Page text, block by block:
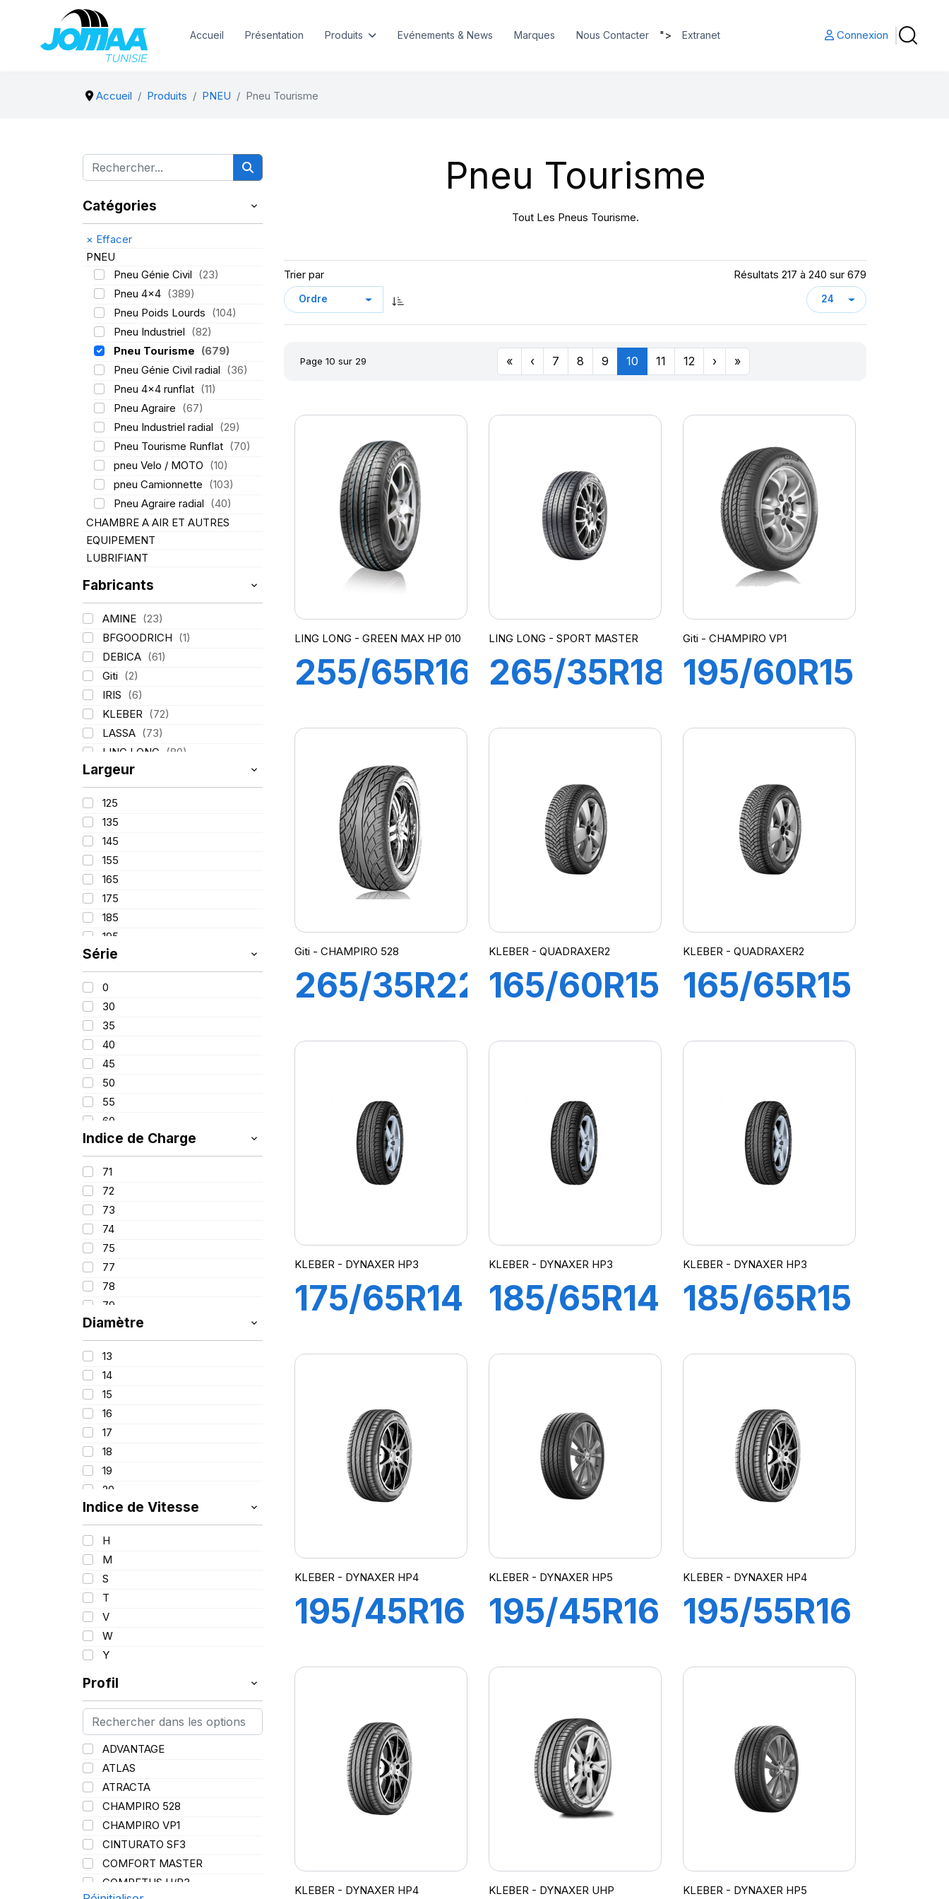
Accueil Présentation Produits Evénements & News Marques Nous Contacter "> Extranet Connexion
Accueil Produits PNEU Pneu Tourisme
Catégories
× Effacer
PNEU
Pneu Génie Civil (23)
Pneu 4x4 (389)
Pneu Poids Lourds (104)
Pneu Industriel (82)
Pneu Tourisme (679)
Pneu Génie Civil radial (36)
Pneu 4x4 runflat (11)
Pneu Agraire (67)
Pneu Industriel radial (29)
Pneu Tourisme Runflat (70)
pneu Velo / MOTO (10)
pneu Camionnette (103)
Pneu Agraire radial (40)
CHAMBRE A AIR ET AUTRES
EQUIPEMENT
LUBRIFIANT
Fabricants
AMINE (23)
BFGOODRICH (1)
DEBICA (61)
Giti (2)
IRIS (6)
KLEBER (72)
LASSA (73)
LING LONG
(80)
MICHELIN
PIRELLI (211)
TIGAR
Largeur
125
135
145
155
165
175
185
195
205
215
225
235
245
255
265
275
285
305
315
Série
0
30
35
40
45
50
55
60
65
70
80
82
650
Indice de Charge
71
72
73
74
75
77
78
79
80
81
82
84
85
86
87
88
89
91
92
93
94
95
96
97
98
100
101
102
103
104
105
106
107
108
109
110
Diamètre
13
14
15
16
17
18
19
20
21
22
23
Indice de Vitesse
H
M
S
T
V
W
Y
Profil
ADVANTAGE
ATLAS
ATRACTA
CHAMPIRO 528
CHAMPIRO VP1
CINTURATO SF3
COMFORT MASTER
COMPETUS H/P3
Pneu Tourisme
Tout Les Pneus Tourisme.
Trier par Résultats 217 à 240 sur 679
Page 10 sur 29 « ‹ 7 8 9 10 11 12 › »
LING LONG - GREEN MAX HP 010
255/65R16
MAX
HP010
LING LONG - SPORT MASTER
265/35R18
MASTER
Giti - CHAMPIRO VP1
195/60R15
Giti - CHAMPIRO 528
265/35R22
KLEBER - QUADRAXER2
165/60R15
KLEBER - QUADRAXER2
165/65R15
KLEBER - DYNAXER HP3
175/65R14
HP3
KLEBER - DYNAXER HP3
185/65R14
HP3
KLEBER - DYNAXER HP3
185/65R15
HP3
KLEBER - DYNAXER HP4
195/45R16
HP4
KLEBER - DYNAXER HP5
195/45R16
HP5
KLEBER - DYNAXER HP4
195/55R16
HP4
KLEBER - DYNAXER HP4 KLEBER - DYNAXER UHP KLEBER - DYNAXER HP5